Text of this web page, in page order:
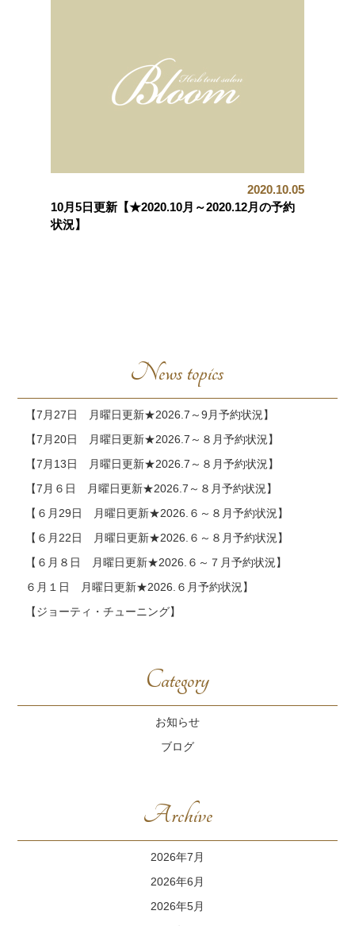
2020.10.05
10月5日更新【★2020.10月～2020.12月の予約
状況】
News topics
【7月27日 月曜日更新★2026.7～9月予約状況】
【7月20日 月曜日更新★2026.7～８月予約状況】
【7月13日 月曜日更新★2026.7～８月予約状況】
【7月６日 月曜日更新★2026.7～８月予約状況】
【６月29日 月曜日更新★2026.６～８月予約状況】
【６月22日 月曜日更新★2026.６～８月予約状況】
【６月８日 月曜日更新★2026.６～７月予約状況】
６月１日 月曜日更新★2026.６月予約状況】
【ジョーティ・チューニング】
Category
お知らせ
ブログ
Archive
2026年7月
2026年6月
2026年5月